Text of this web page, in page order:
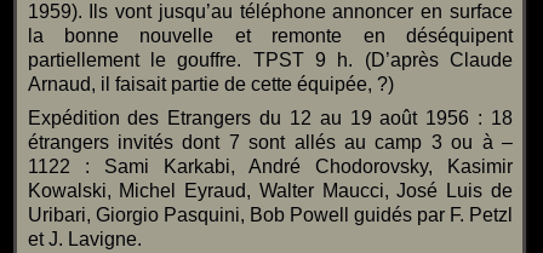
1959). Ils vont jusqu’au téléphone annoncer en surface
la bonne nouvelle et remonte en déséquipent
partiellement le gouffre. TPST 9 h. (D’après Claude
Arnaud, il faisait partie de cette équipée, ?)
Expédition des Etrangers du 12 au 19 août 1956 : 18
étrangers invités dont 7 sont allés au camp 3 ou à –
1122 : Sami Karkabi, André Chodorovsky, Kasimir
Kowalski, Michel Eyraud, Walter Maucci, José Luis de
Uribari, Giorgio Pasquini, Bob Powell guidés par F. Petzl
et J. Lavigne.